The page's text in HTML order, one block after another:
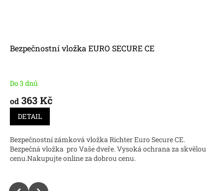
Bezpečnostní vložka EURO SECURE CE
Do 3 dnů
od 363 Kč
DETAIL
Bezpečnostní zámková vložka Richter Euro Secure CE.
Bezpečná vložka pro Vaše dveře. Vysoká ochrana za skvělou
cenu.Nakupujte online za dobrou cenu.